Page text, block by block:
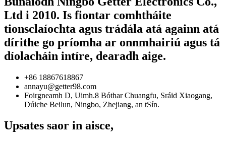
Ltd i 2010. Is fiontar comhtháite
tionsclaíochta agus trádála atá againn atá
dírithe go príomha ar onnmhairiú agus tá
díolacháin intíre, dearadh aige.
+86 18867618867
annayu@getter98.com
Foirgneamh D, Uimh.8 Bóthar Chuangfu, Sráid Xiaogang,
Dúiche Beilun, Ningbo, Zhejiang, an tSín.
Upsates saor in aisce,